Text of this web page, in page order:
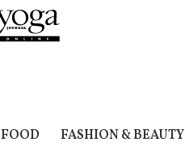
FOOD FASHION & BEAUTY